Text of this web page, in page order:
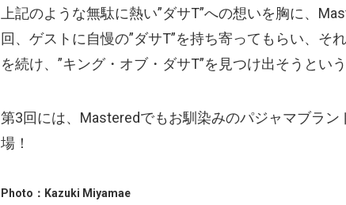
上記のような無駄に熱い”ダサT”への想いを胸に、
回、ゲストに自慢の”ダサT”を持ち寄ってもらい、そ
を続け、”キング・オブ・ダサT”を見つけ出そうとい
第3回には、Masteredでもお馴染みのパジャマブラ
場！
Photo：Kazuki Miyamae